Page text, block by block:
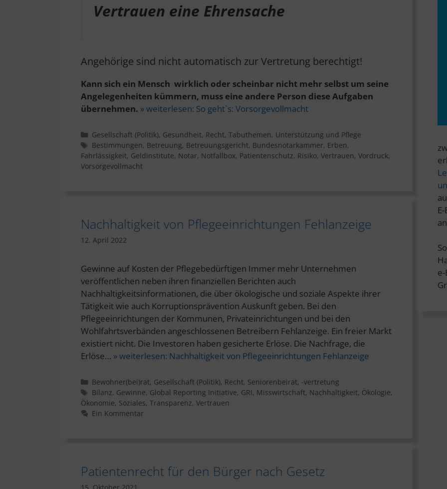
Vertrauen eine Ehrensache
Angehörige sind nicht automatisch zur Vertretung berechtigt!
Kann sich ein Mensch wirklich oder scheinbar nicht mehr selbst um seine
Angelegenheiten kümmern, muss eine andere Person diese Aufgaben
übernehmen. » weiterlesen: So geht`s: Vorsorgevollmacht
Kategorien
Gesellschaft (Politik), Gesundheit, Recht, Tabuthemen, Unterstützung und Pflege
Schlagwörter
Bestimmungen, Betreuung, Betreuungsgericht, Bundesnotarkammer, Erben,
Fahrlässigkeit, Geldinstitute, Notar, Notfallbox, Patientenschutz, Risiko, Vertrauen, Vordruck,
Vorsorgevollmacht
Nachhaltigkeit von Pflegeeinrichtungen Fehlanzeige
12. April 2022
Gewinne auf Kosten der Pflegebedürftigen Immer mehr Unternehmen
veröffentlichen neben ihren finanziellen Berichten auch
Nachhaltigkeitsinformationen, die über ökologische und soziale Aspekte ihrer
Tätigkeit wie auch Korruptionsprävention Auskunft geben. Bei den
Pflegeeinrichtungen der Kommunen, Privateinrichtungen und bei den
Wohlfahrtsverbänden angeschlossenen Betreibern Fehlanzeige. Ein freier Markt
existiert nicht. Die Investoren haben gesicherte Erlöse. Die Nachfrage, die
Erlöse… » weiterlesen: Nachhaltigkeit von Pflegeeinrichtungen Fehlanzeige
Kategorien
Bewohner(bei)rat, Gesellschaft (Politik), Recht, Seniorenbeirat, -vertretung
Schlagwörter
Bilanz, Gewinne, Global Reporting Initiative, GRI, Misswirtschaft, Nachhaltigkeit, Ökologie,
Ökonomie, Soziales, Transparenz, Vertrauen
Ein Kommentar
Patientenrecht für den Bürger nach Gesetz